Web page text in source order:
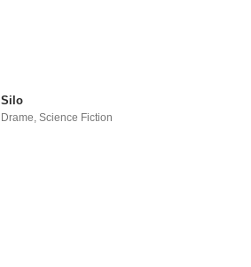
Silo
Drame ,Science Fiction